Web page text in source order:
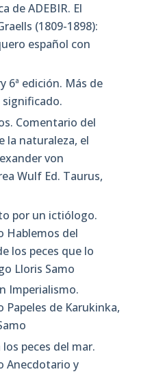
de ADEBIR. El
(1809-1898):
español con
6ª edición. Más de
significado.
Comentario del
la naturaleza, el
von
Wulf Ed. Taurus,
por un ictiólogo.
Hablemos del
los peces que lo
Lloris Samo
Imperialismo.
de Karukinka,
peces del mar.
Anecdotario y